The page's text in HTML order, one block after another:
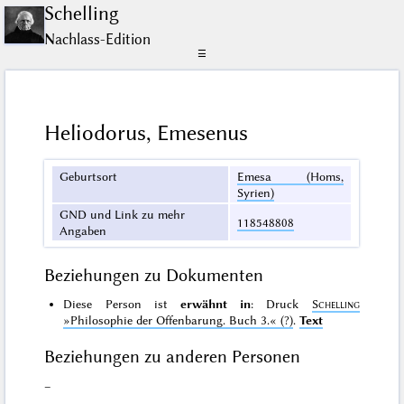
Schelling
Nachlass-Edition
☰
Heliodorus, Emesenus
Geburtsort
Emesa (Homs,
Syrien)
GND und Link zu mehr
Angaben
118548808
Beziehungen zu Dokumenten
Diese Person ist erwähnt in: Druck Schelling
»Philosophie der Offenbarung. Buch 3.« (?).Text
Beziehungen zu anderen Personen
–